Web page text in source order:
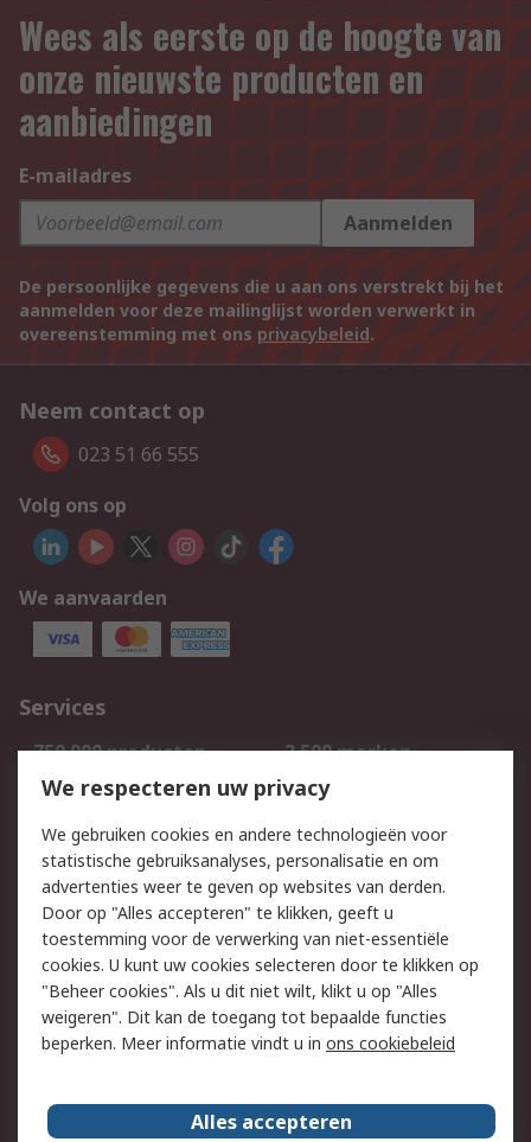
Wees als eerste op de hoogte van
onze nieuwste producten en
aanbiedingen
E-mailadres
Aanmelden
De persoonlijke gegevens die u aan ons verstrekt bij het
aanmelden voor deze mailinglijst worden verwerkt in
overeenstemming met ons privacybeleid.
Neem contact op
023 51 66 555
Volg ons op
We aanvaarden
Services
750.000 producten
2.500 merken
Bestellen
Inkoopoplossingen
Track & Trace
Wettelijk
Cookiebeleid
Email veiligheid
Privacybeleid
Websitevoorwaarden
Algemene
verkoopvoorwaarden
Over RS
We respecteren uw privacy
We gebruiken cookies en andere technologieën voor
statistische gebruiksanalyses, personalisatie en om
advertenties weer te geven op websites van derden.
Door op "Alles accepteren" te klikken, geeft u
toestemming voor de verwerking van niet-essentiële
cookies. U kunt uw cookies selecteren door te klikken op
"Beheer cookies". Als u dit niet wilt, klikt u op "Alles
weigeren". Dit kan de toegang tot bepaalde functies
beperken. Meer informatie vindt u in ons cookiebeleid
Alles accepteren